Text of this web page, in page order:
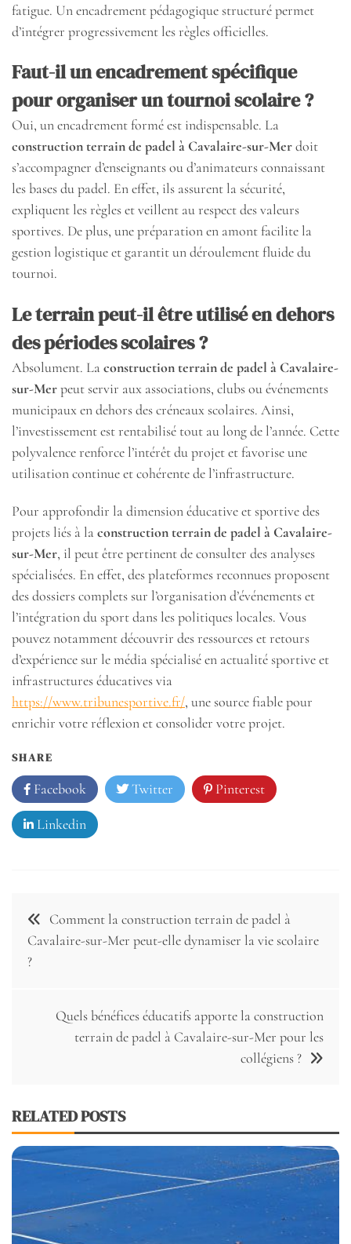
fatigue. Un encadrement pédagogique structuré permet
d’intégrer progressivement les règles officielles.
Faut-il un encadrement spécifique
pour organiser un tournoi scolaire ?
Oui, un encadrement formé est indispensable. La
construction terrain de padel à Cavalaire-sur-Merdoit
s’accompagner d’enseignants ou d’animateurs connaissant
les bases du padel. En effet, ils assurent la sécurité,
expliquent les règles et veillent au respect des valeurs
sportives. De plus, une préparation en amont facilite la
gestion logistique et garantit un déroulement fluide du
tournoi.
Le terrain peut-il être utilisé en dehors
des périodes scolaires ?
Absolument. Laconstruction terrain de padel à Cavalaire-
sur-Merpeut servir aux associations, clubs ou événements
municipaux en dehors des créneaux scolaires. Ainsi,
l’investissement est rentabilisé tout au long de l’année. Cette
polyvalence renforce l’intérêt du projet et favorise une
utilisation continue et cohérente de l’infrastructure.
Pour approfondir la dimension éducative et sportive des
projets liés à laconstruction terrain de padel à Cavalaire-
sur-Mer, il peut être pertinent de consulter des analyses
spécialisées. En effet, des plateformes reconnues proposent
des dossiers complets sur l’organisation d’événements et
l’intégration du sport dans les politiques locales. Vous
pouvez notamment découvrir des ressources et retours
d’expérience sur le média spécialisé en actualité sportive et
infrastructures éducatives via
https://www.tribunesportive.fr/, une source fiable pour
enrichir votre réflexion et consolider votre projet.
SHARE
Facebook Twitter Pinterest
Linkedin
Navigation
de
l’article
Comment la construction terrain de padel à
Cavalaire-sur-Mer peut-elle dynamiser la vie scolaire
?
Quels bénéfices éducatifs apporte la construction
terrain de padel à Cavalaire-sur-Mer pour les
collégiens ?
RELATED POSTS